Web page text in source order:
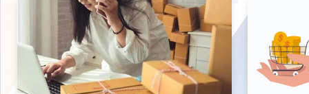
拡張プラグイン一覧